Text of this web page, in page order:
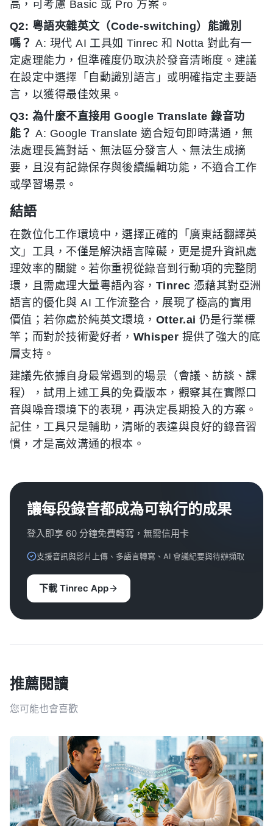
高，可考慮 Basic 或 Pro 方案。
Q2: 粵語夾雜英文（Code-switching）能識別
嗎？ A: 現代 AI 工具如 Tinrec 和 Notta 對此有一
定處理能力，但準確度仍取決於發音清晰度。建議
在設定中選擇「自動識別語言」或明確指定主要語
言，以獲得最佳效果。
Q3: 為什麼不直接用 Google Translate 錄音功
能？ A: Google Translate 適合短句即時溝通，無
法處理長篇對話、無法區分發言人、無法生成摘
要，且沒有記錄保存與後續編輯功能，不適合工作
或學習場景。
結語
在數位化工作環境中，選擇正確的「廣東話翻譯英
文」工具，不僅是解決語言障礙，更是提升資訊處
理效率的關鍵。若你重視從錄音到行動項的完整閉
環，且需處理大量粵語內容， Tinrec 憑藉其對亞洲
語言的優化與 AI 工作流整合，展現了極高的實用
價值；若你處於純英文環境， Otter.ai 仍是行業標
竿；而對於技術愛好者， Whisper 提供了強大的底
層支持。
建議先依據自身最常遇到的場景（會議、訪談、課
程），試用上述工具的免費版本，觀察其在實際口
音與噪音環境下的表現，再決定長期投入的方案。
記住，工具只是輔助，清晰的表達與良好的錄音習
慣，才是高效溝通的根本。
讓每段錄音都成為可執行的成果
登入即享 60 分鐘免費轉寫，無需信用卡
支援音訊與影片上傳、多語言轉寫、AI 會議紀要與待辦擷取
下載 Tinrec App
推薦閱讀
您可能也會喜歡